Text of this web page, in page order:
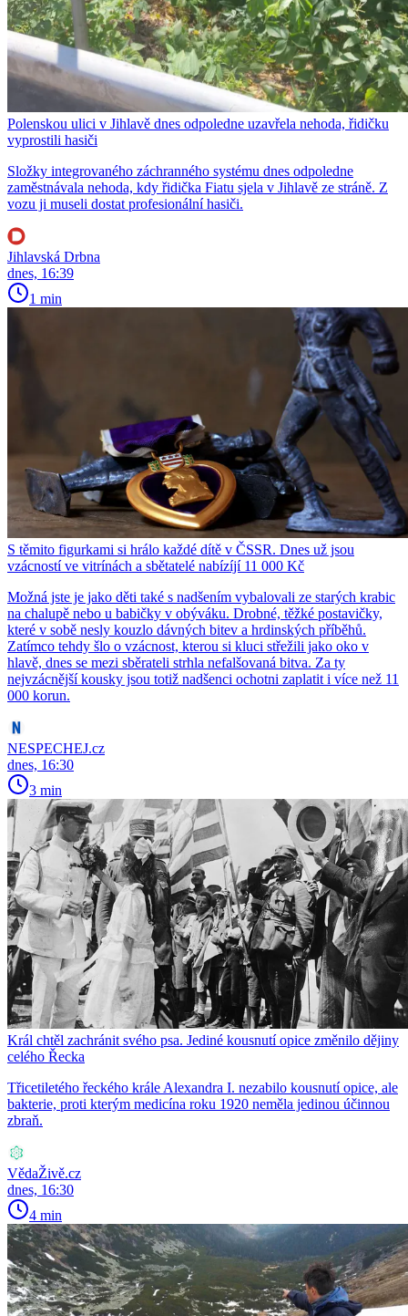
Polenskou ulici v Jihlavě dnes odpoledne uzavřela nehoda, řidičku
vyprostili hasiči
Složky integrovaného záchranného systému dnes odpoledne
zaměstnávala nehoda, kdy řidička Fiatu sjela v Jihlavě ze stráně. Z
vozu ji museli dostat profesionální hasiči.
Jihlavská Drbna
dnes, 16:39
1 min
S těmito figurkami si hrálo každé dítě v ČSSR. Dnes už jsou
vzácností ve vitrínách a sbětatelé nabízíjí 11 000 Kč
Možná jste je jako děti také s nadšením vybalovali ze starých krabic
na chalupě nebo u babičky v obýváku. Drobné, těžké postavičky,
které v sobě nesly kouzlo dávných bitev a hrdinských příběhů.
Zatímco tehdy šlo o vzácnost, kterou si kluci střežili jako oko v
hlavě, dnes se mezi sběrateli strhla nefalšovaná bitva. Za ty
nejvzácnější kousky jsou totiž nadšenci ochotni zaplatit i více než 11
000 korun.
NESPECHEJ.cz
dnes, 16:30
3 min
Král chtěl zachránit svého psa. Jediné kousnutí opice změnilo dějiny
celého Řecka
Třicetiletého řeckého krále Alexandra I. nezabilo kousnutí opice, ale
bakterie, proti kterým medicína roku 1920 neměla jedinou účinnou
zbraň.
VědaŽivě.cz
dnes, 16:30
4 min